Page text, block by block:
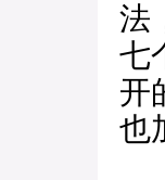
法
七
开
也